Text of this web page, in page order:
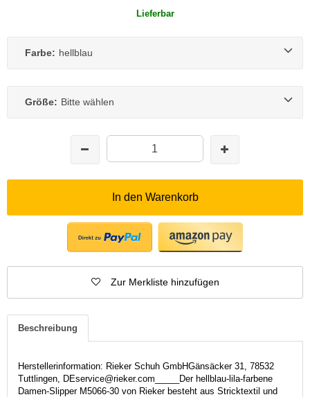
Lieferbar
Farbe: hellblau
Größe: Bitte wählen
In den Warenkorb
Zur Merkliste hinzufügen
Beschreibung
Herstellerinformation: Rieker Schuh GmbHGänsäcker 31, 78532
Tuttlingen, DEservice@rieker.com_____Der hellblau-lila-farbene
Damen-Slipper M5066-30 von Rieker besteht aus Stricktextil und